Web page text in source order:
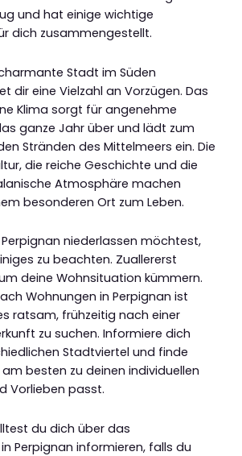
und hat einige wichtige
dich zusammengestellt.
Stadt im Süden
dir eine Vielzahl an Vorzügen. Das
Klima sorgt für angenehme
ganze Jahr über und lädt zum
Stränden des Mittelmeers ein. Die
die reiche Geschichte und die
Atmosphäre machen
besonderen Ort zum Leben.
niederlassen möchtest,
zu beachten. Zuallererst
deine Wohnsituation kümmern.
Wohnungen in Perpignan ist
ratsam, frühzeitig nach einer
zu suchen. Informiere dich
Stadtviertel und finde
besten zu deinen individuellen
Vorlieben passt.
du dich über das
Perpignan informieren, falls du